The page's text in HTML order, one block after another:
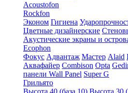
Acoustofon
Rockfon
Эконом Гигиена
Цветные дизайнерские
Акустические экраны и
Ecophon
Фокус Адвантаж Мастер Alaid
Аквафайер Combison Opta
панели Wall Panel Super G
Грильято
Высота 40 (база 10) Высота 30